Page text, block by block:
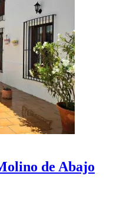
de Abajo